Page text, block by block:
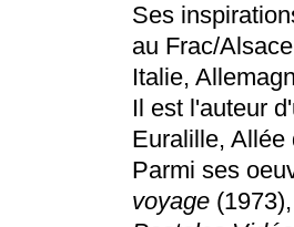
Ses
au Frac/
Italie,
Il est l'auteur
Euralille, Allée
Parmi ses
voyage